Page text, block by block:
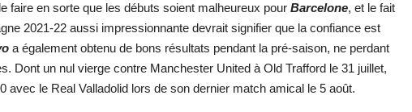
faire en sorte que les débuts soient malheureux pour Barcelone, et le fait
2021-22 aussi impressionnante devrait signifier que la confiance est
a également obtenu de bons résultats pendant la pré-saison, ne perdant
Dont un nul vierge contre Manchester United à Old Trafford le 31 juillet,
avec le Real Valladolid lors de son dernier match amical le 5 août.